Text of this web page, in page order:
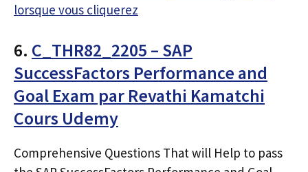
lorsque vous cliquerez
6. C_THR82_2205 – SAP
SuccessFactors Performance and
Goal Exam par Revathi Kamatchi
Cours Udemy
Comprehensive Questions That will Help to pass